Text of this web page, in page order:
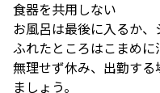
食器を共用しない
お風呂は最後に入るか、
ふれたところはこまめに
無理せず休み、出勤す
ましょう。